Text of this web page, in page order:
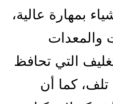
بمهارة عالية،
والمعدات
التي تحافظ
كما أن